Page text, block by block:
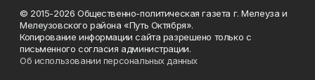
© 2015-2026 Общественно-политическая газета г. Мелеуза и
Мелеузовского района «Путь Октября».
Копирование информации сайта разрешено только с
письменного согласия администрации.
Об использовании персональных данных